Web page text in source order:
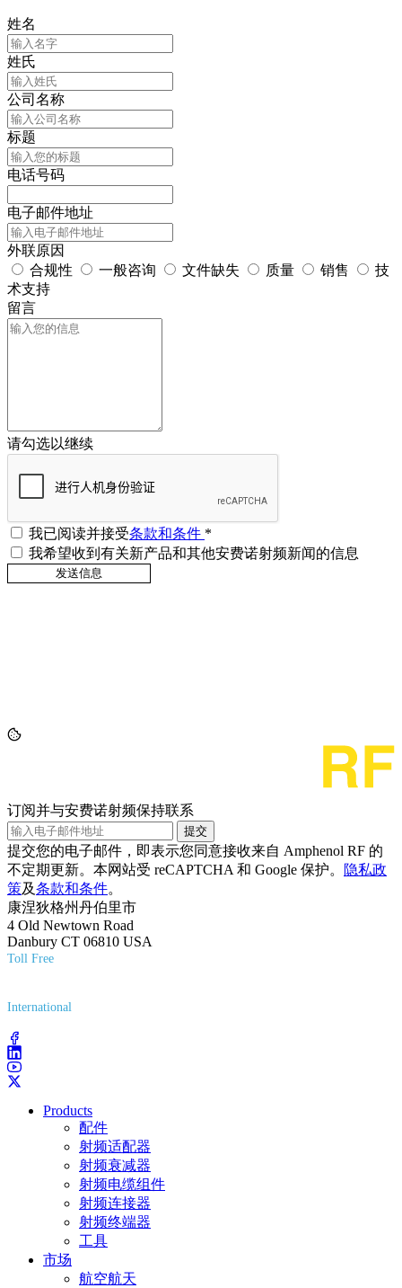
姓名
姓氏
公司名称
标题
电话号码
电子邮件地址
外联原因
合规性
一般咨询 文件缺失 质量 销售
技
术支持
留言
请勾选以继续
我已阅读并接受条款和条件 *
我希望收到有关新产品和其他安费诺射频新闻的信息
订阅并与安费诺射频保持联系
提交
提交您的电子邮件，即表示您同意接收来自 Amphenol RF 的
不定期更新。本网站受 reCAPTCHA 和 Google 保护。
隐私政
策及条款和条件。
康涅狄格州丹伯里市
4 Old Newtown Road
Danbury CT 06810 USA
Toll Free
International
Products
配件
射频适配器
射频衰减器
射频电缆组件
射频连接器
射频终端器
工具
市场
航空航天